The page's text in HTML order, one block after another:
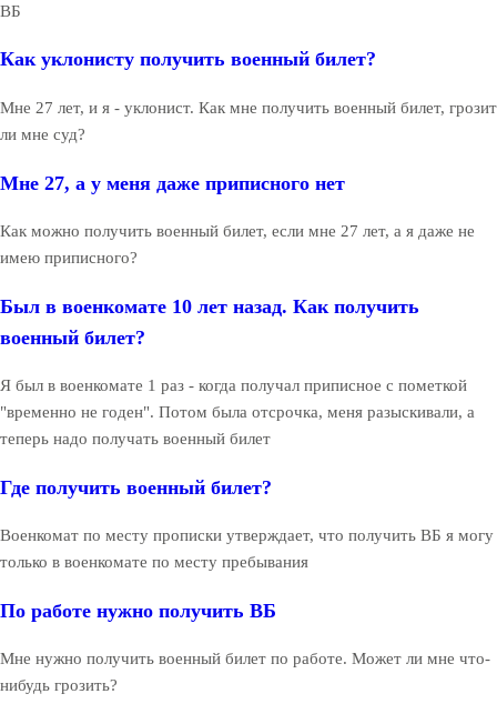
ВБ
Как уклонисту получить военный билет?
Мне 27 лет, и я - уклонист. Как мне получить военный билет, грозит
ли мне суд?
Мне 27, а у меня даже приписного нет
Как можно получить военный билет, если мне 27 лет, а я даже не
имею приписного?
Был в военкомате 10 лет назад. Как получить
военный билет?
Я был в военкомате 1 раз - когда получал приписное с пометкой
"временно не годен". Потом была отсрочка, меня разыскивали, а
теперь надо получать военный билет
Где получить военный билет?
Военкомат по месту прописки утверждает, что получить ВБ я могу
только в военкомате по месту пребывания
По работе нужно получить ВБ
Мне нужно получить военный билет по работе. Может ли мне что-
нибудь грозить?